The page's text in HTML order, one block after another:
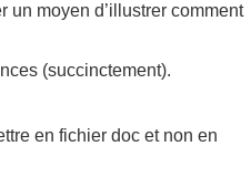
un moyen d’illustrer comment
(succinctement).
en fichier doc et non en